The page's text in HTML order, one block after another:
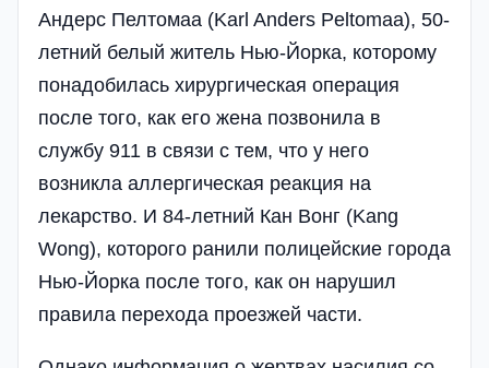
Андерс Пелтомаа (Karl Anders Peltomaa), 50-
летний белый житель Нью-Йорка, которому
понадобилась хирургическая операция
после того, как его жена позвонила в
службу 911 в связи с тем, что у него
возникла аллергическая реакция на
лекарство. И 84-летний Кан Вонг (Kang
Wong), которого ранили полицейские города
Нью-Йорка после того, как он нарушил
правила перехода проезжей части.